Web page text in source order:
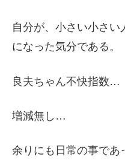
自分が、小さい小さい
になった気分である。
良夫ちゃん不快指数…
増減無し…
余りにも日常の事であ